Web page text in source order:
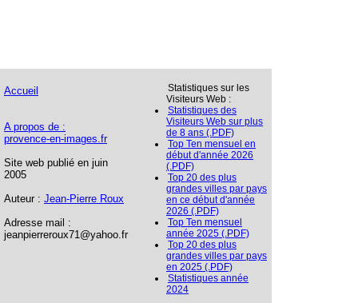
Accueil
A propos de :
provence-en-images.fr
Site web publié en juin
2005
Auteur : Jean-Pierre Roux
Adresse mail :
jeanpierreroux71@yahoo.fr
Statistiques sur les
Visiteurs Web :
Statistiques des
Visiteurs Web sur plus
de 8 ans (.PDF)
Top Ten mensuel en
début d'année 2026
(.PDF)
Top 20 des plus
grandes villes par pays
en ce début d'année
2026 (.PDF)
Top Ten mensuel
année 2025 (.PDF)
Top 20 des plus
grandes villes par pays
en 2025 (.PDF)
Statistiques année
2024